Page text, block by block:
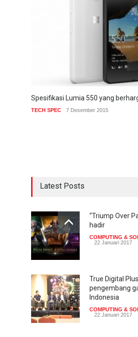
Spesifikasi Lumia 550 yang
TECH SPEC 7 Desember 2015
Latest Posts
“Triump Over
hadir
COMPUTING &
22 Januari 2017
True Digital
pengembang
Indonesia
COMPUTING &
22 Januari 2017